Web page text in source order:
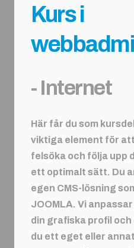
Kurs i
- Internet
Här får du som
viktiga element för
felsöka och följa upp
ett optimalt sätt. Du
egen CMS-lösning
JOOMLA. Vi
din grafiska profil och
du ett eget eller